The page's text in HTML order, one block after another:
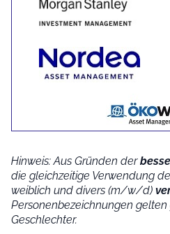
Hinweis: Aus Gründen der
die gleichzeitige Verwendung
weiblich und divers (m/w/d)
Personenbezeichnungen
Geschlechter.